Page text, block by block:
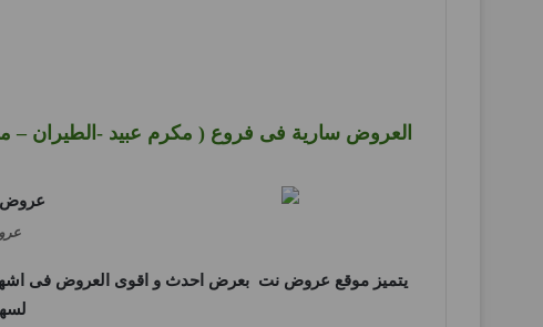
العروض سارية فى فروع ( مكرم عبيد -الطيران –
عروض
يتميز موقع عروض نت بعرض احدث و اقوى العروض فى